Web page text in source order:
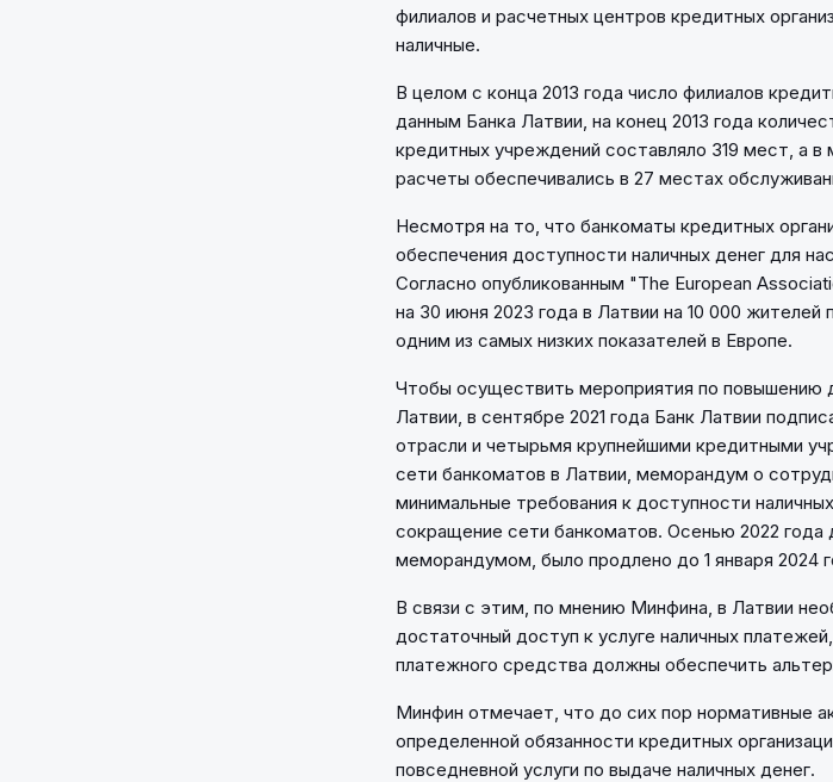
филиалов и расчетных центров кредитных
наличные.
В целом с конца 2013 года число филиалов
данным Банка Латвии, на конец 2013 года
кредитных учреждений составляло 319 мест, а в
расчеты обеспечивались в 27 местах
Несмотря на то, что банкоматы кредитных
обеспечения доступности наличных денег для
Согласно опубликованным "The European
на 30 июня 2023 года в Латвии на 10 000 жителей
одним из самых низких показателей в Европе.
Чтобы осуществить мероприятия по повышению
Латвии, в сентябре 2021 года Банк Латвии
отрасли и четырьмя крупнейшими кредитными
сети банкоматов в Латвии, меморандум о
минимальные требования к доступности
сокращение сети банкоматов. Осенью 2022 года
меморандумом, было продлено до 1 января 2024
В связи с этим, по мнению Минфина, в Латвии
достаточный доступ к услуге наличных
платежного средства должны обеспечить
Минфин отмечает, что до сих пор нормативные
определенной обязанности кредитных
повседневной услуги по выдаче наличных денег.